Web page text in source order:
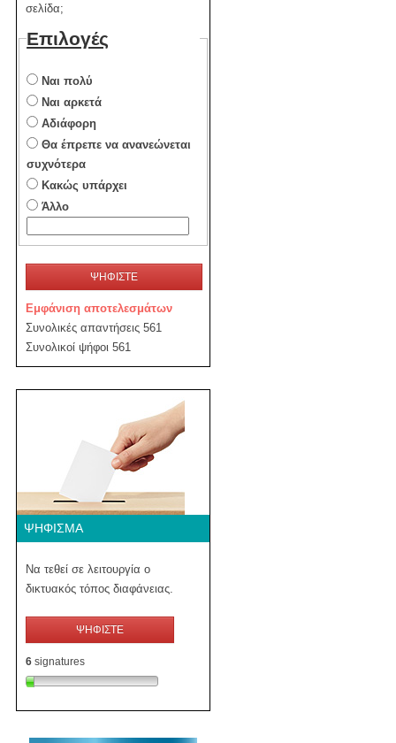
σελίδα;
Επιλογές
Ναι πολύ
Ναι αρκετά
Αδιάφορη
Θα έπρεπε να ανανεώνεται
συχνότερα
Κακώς υπάρχει
Άλλο
ΨΗΦΙΣΤΕ
Εμφάνιση αποτελεσμάτων
Συνολικές απαντήσεις 561
Συνολικοί ψήφοι 561
ΨΉΦΙΣΜΑ
Να τεθεί σε λειτουργία ο
δικτυακός τόπος διαφάνειας.
ΨΗΦΙΣΤΕ
6 signatures